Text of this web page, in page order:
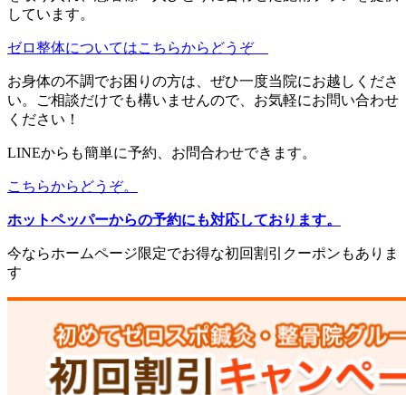
しています。
ゼロ整体についてはこちらからどうぞ
お身体の不調でお困りの方は、ぜひ一度当院にお越しくださ
い。ご相談だけでも構いませんので、お気軽にお問い合わせ
ください！
LINEからも簡単に予約、お問合わせできます。
こちらからどうぞ。
ホットペッパーからの予約にも対応しております。
今ならホームページ限定でお得な初回割引クーポンもありま
す